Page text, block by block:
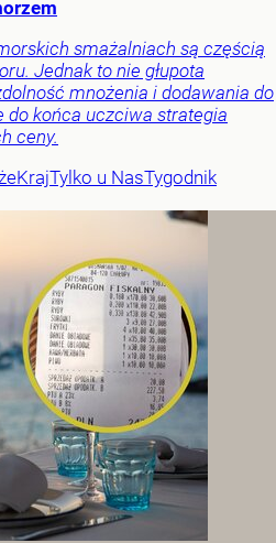
smażalniach są częścią
Jednak to nie głupota
mnożenia i dodawania do
do końca uczciwa strategia
ceny.
KrajTylko u NasTygodnik